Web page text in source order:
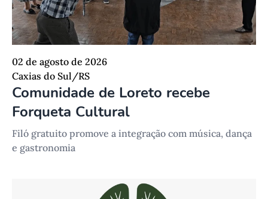
02 de agosto de 2026
Caxias do Sul/RS
Comunidade de Loreto recebe
Forqueta Cultural
Filó gratuito promove a integração com música, dança
e gastronomia